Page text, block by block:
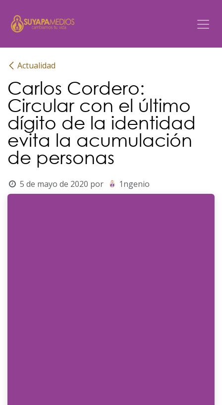
Actualidad
Carlos Cordero:
Circular con el último
dígito de la identidad
evita la acumulación
de personas
5 de mayo de 2020 por 1ngenio